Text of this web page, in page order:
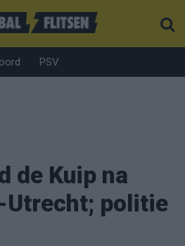
PSV
de Kuip na
Utrecht; politie